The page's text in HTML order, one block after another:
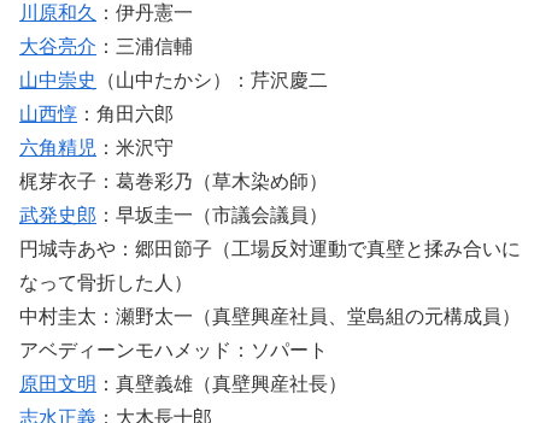
川原和久
：伊丹憲一
大谷亮介 ：三浦信輔
山中崇史
（山中たかシ）：芹沢慶二
山西惇 ：角田六郎
六角精児 ：米沢守
梶芽衣子：葛巻彩乃（草木染め師）
武発史郎 ：早坂圭一（市議会議員）
円城寺あや：郷田節子（工場反対運動で真壁と揉み合いに
なって骨折した人）
中村圭太：瀬野太一（真壁興産社員、堂島組の元構成員）
アベディーンモハメッド：ソパート
原田文明 ：真壁義雄（真壁興産社長）
志水正義 ：大木長十郎